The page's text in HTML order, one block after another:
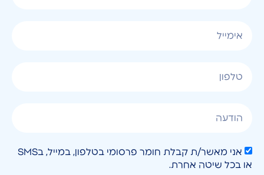
אני מאשר/ת קבלת חומר פרסומי בטלפון, במייל, בSMS
או בכל שיטה אחרת.